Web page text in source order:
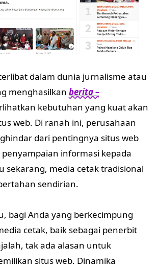
dalam dunia jurnalisme atau
menghasilkan berita –
kebutuhan yang kuat akan
web. Di ranah ini, perusahaan
dari pentingnya situs web
informasi kepada
sekarang, media cetak tradisional
sendirian.
bagi Anda yang berkecimpung
cetak, baik sebagai penerbit
tak ada alasan untuk
situs web. Dinamika